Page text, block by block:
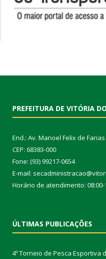
PREFEITURA DE VITÓRIA
End.: Av. Manoel Felix de
CEP: 68383-000
Fone: (93) 99217-0654
E-mail:
Horário de atendimento: 08:00-
ÚLTIMAS PUBLICAÇÕES
4º Torneio de Pesca Esportiva